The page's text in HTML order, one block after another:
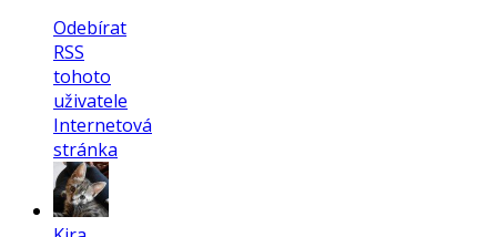
Odebírat
RSS
tohoto
uživatele
Internetová
stránka